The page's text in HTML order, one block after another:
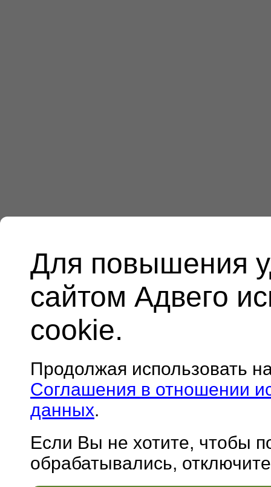
Для повышения
сайтом Адвего
cookie.
Продолжая использовать
Соглашения в отношении
данных.
Если Вы не хотите, чтобы
обрабатывались,